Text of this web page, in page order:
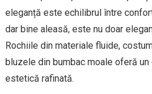
eleganță este echilibrul între
dar bine aleasă, este nu doar
Rochiile din materiale fluide,
bluzele din bumbac moale oferă
estetică rafinată.